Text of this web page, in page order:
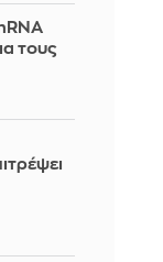
τους